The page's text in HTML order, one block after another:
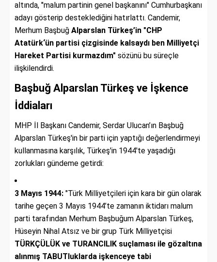
altında, "malum partinin genel başkanını" Cumhurbaşkanı
adayı gösterip desteklediğini hatırlattı. Candemir,
Merhum Başbuğ Alparslan Türkeş’in "CHP
Atatürk‘ün partisi çizgisinde kalsaydı ben Milliyetçi
Hareket Partisi kurmazdım" sözünü bu süreçle
ilişkilendirdi.
Başbuğ Alparslan Türkeş ve İşkence
İddiaları
MHP İl Başkanı Candemir, Serdar Ulucan’ın Başbuğ
Alparslan Türkeş'in bir parti için yaptığı değerlendirmeyi
kullanmasına karşılık, Türkeş'in 1944'te yaşadığı
zorlukları gündeme getirdi:
3 Mayıs 1944: "Türk Milliyetçileri için kara bir gün olarak
tarihe geçen 3 Mayıs 1944’te zamanın iktidarı malum
parti tarafından Merhum Başbuğum Alparslan Türkeş,
Hüseyin Nihal Atsız ve bir grup Türk Milliyetçisi
TÜRKÇÜLÜK ve TURANCILIK suçlaması ile gözaltına
alınmış TABUTluklarda işkenceye tabi